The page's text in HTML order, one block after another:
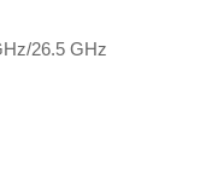
26.5 GHz